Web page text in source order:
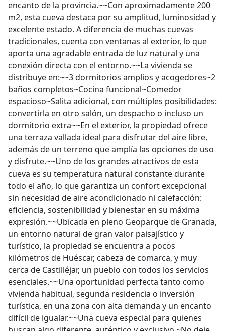
encanto de la provincia.~~Con aproximadamente 200
m2, esta cueva destaca por su amplitud, luminosidad y
excelente estado. A diferencia de muchas cuevas
tradicionales, cuenta con ventanas al exterior, lo que
aporta una agradable entrada de luz natural y una
conexión directa con el entorno.~~La vivienda se
distribuye en:~~3 dormitorios amplios y acogedores~2
baños completos~Cocina funcional~Comedor
espacioso~Salita adicional, con múltiples posibilidades:
convertirla en otro salón, un despacho o incluso un
dormitorio extra~~En el exterior, la propiedad ofrece
una terraza vallada ideal para disfrutar del aire libre,
además de un terreno que amplía las opciones de uso
y disfrute.~~Uno de los grandes atractivos de esta
cueva es su temperatura natural constante durante
todo el año, lo que garantiza un confort excepcional
sin necesidad de aire acondicionado ni calefacción:
eficiencia, sostenibilidad y bienestar en su máxima
expresión.~~Ubicada en pleno Geoparque de Granada,
un entorno natural de gran valor paisajístico y
turístico, la propiedad se encuentra a pocos
kilómetros de Huéscar, cabeza de comarca, y muy
cerca de Castilléjar, un pueblo con todos los servicios
esenciales.~~Una oportunidad perfecta tanto como
vivienda habitual, segunda residencia o inversión
turística, en una zona con alta demanda y un encanto
difícil de igualar.~~Una cueva especial para quienes